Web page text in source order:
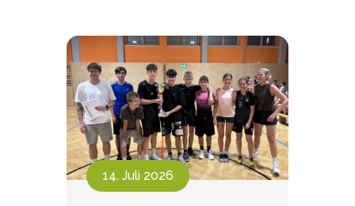
14. Juli 2026